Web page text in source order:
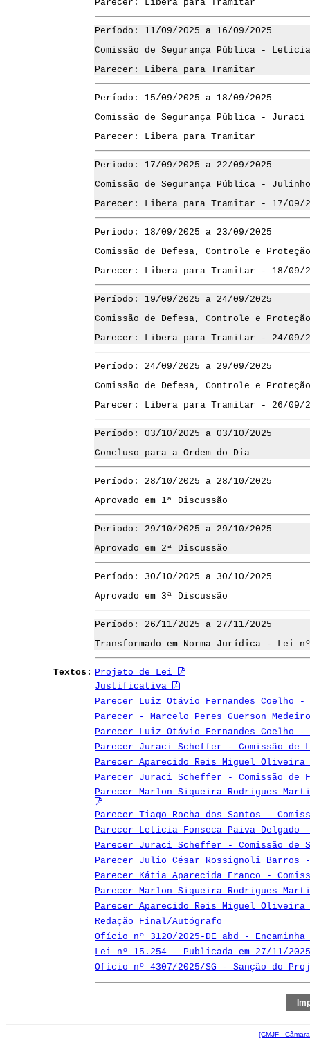
Parecer: Libera para Tramitar
Período: 11/09/2025 a 16/09/2025
Comissão de Segurança Pública -
Parecer: Libera para Tramitar
Período: 15/09/2025 a 18/09/2025
Comissão de Segurança Pública -
Parecer: Libera para Tramitar
Período: 17/09/2025 a 22/09/2025
Comissão de Segurança Pública -
Parecer: Libera para Tramitar - 17/09/
Período: 18/09/2025 a 23/09/2025
Comissão de Defesa, Controle e
Parecer: Libera para Tramitar - 18/09/
Período: 19/09/2025 a 24/09/2025
Comissão de Defesa, Controle e
Parecer: Libera para Tramitar - 24/09/
Período: 24/09/2025 a 29/09/2025
Comissão de Defesa, Controle e
Parecer: Libera para Tramitar - 26/09/
Período: 03/10/2025 a 03/10/2025
Concluso para a Ordem do Dia
Período: 28/10/2025 a 28/10/2025
Aprovado em 1ª Discussão
Período: 29/10/2025 a 29/10/2025
Aprovado em 2ª Discussão
Período: 30/10/2025 a 30/10/2025
Aprovado em 3ª Discussão
Período: 26/11/2025 a 27/11/2025
Transformado em Norma Jurídica - Lei
Textos: Projeto de Lei
Justificativa
Parecer Luiz Otávio Fernandes Coelho
Parecer - Marcelo Peres Guerson
Parecer Luiz Otávio Fernandes Coelho
Parecer Juraci Scheffer - Comissão de
Parecer Aparecido Reis Miguel
Parecer Juraci Scheffer - Comissão de
Parecer Marlon Siqueira Rodrigues
Parecer Tiago Rocha dos Santos -
Parecer Letícia Fonseca Paiva Delgado
Parecer Juraci Scheffer - Comissão de
Parecer Julio César Rossignoli Barros
Parecer Kátia Aparecida Franco -
Parecer Marlon Siqueira Rodrigues
Parecer Aparecido Reis Miguel
Redação Final/Autógrafo
Ofício nº 3120/2025-DE abd -
Lei nº 15.254 - Publicada em 27/11/2025
Ofício nº 4307/2025/SG - Sanção do
[CMJF -